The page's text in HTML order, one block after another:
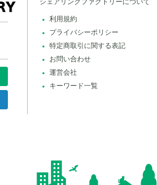
シェアリングファクトリーについて
利用規約
プライバシーポリシー
特定商取引に関する表記
お問い合わせ
運営会社
キーワード一覧